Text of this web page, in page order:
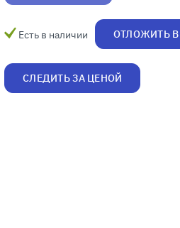
Есть в наличии ОТЛОЖИТЬ В
СЛЕДИТЬ ЗА ЦЕНОЙ